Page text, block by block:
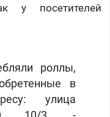
у посетителей
роллы,
в
улица